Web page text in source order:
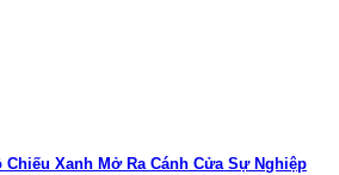
Xanh Mở Ra Cánh Cửa Sự Nghiệp